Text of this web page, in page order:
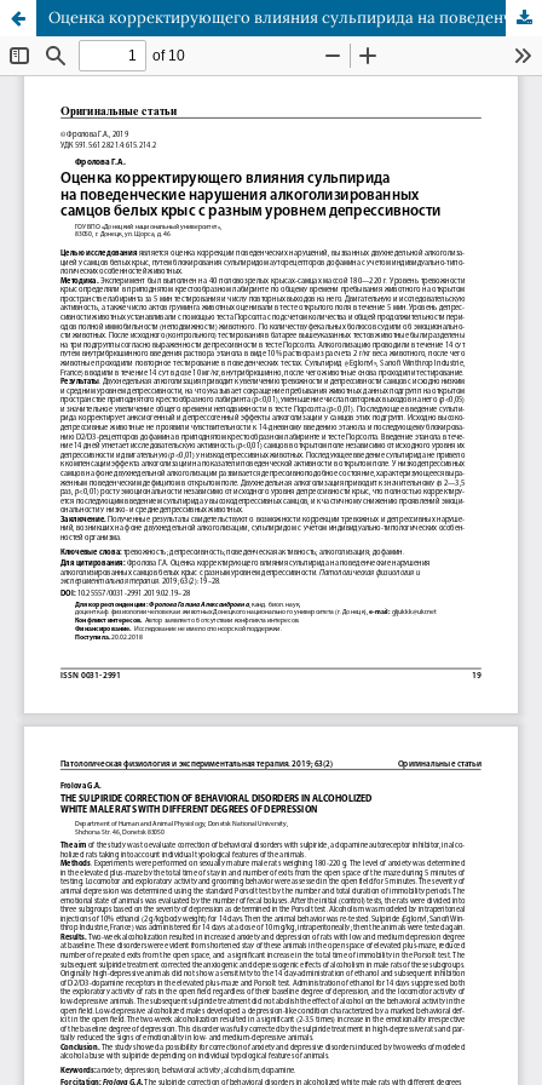
Оценка корректирующего влияния сульпирида на поведенческие нарушения алкоголизированных самцов белых крыс с разным уровнем депрессивности